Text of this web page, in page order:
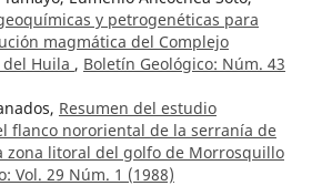
y petrogenéticas para
magmática del Complejo
del Huila , Boletín Geológico: Núm. 43
Resumen del estudio
flanco nororiental de la serranía de
zona litoral del golfo de Morrosquillo
Vol. 29 Núm. 1 (1988)